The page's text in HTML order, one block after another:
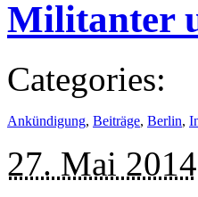
Militanter
Categories:
Ankündigung, Beiträge, Berlin,
27. Mai 2014